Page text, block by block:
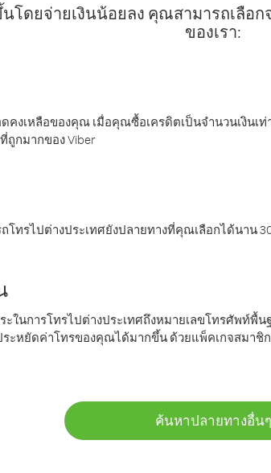
โดยจ่ายเงินน้อยลง คุณสามารถเลือ
ของเรา:
ดคงเหลือของคุณ เมื่อคุณซื้อเครดิตเป็นจำนวนเงิน
ถูกมากของ Viber
ทรไปต่างประเทศยังปลายทางที่คุณเลือกได้นาน
ในการโทรไปต่างประเทศถึงหมายเลขโทรศัพท์
ะหยัดค่าโทรของคุณได้มากขึ้น ด้วยแพ็คเกจสมาชิ
ค้นหาปลายทางอื่นๆ